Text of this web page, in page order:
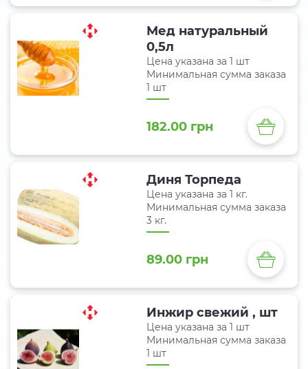
Мед натуральный
0,5л
Цена указана за 1 шт
Минимальная сумма заказа
1 шт
182.00 грн
Диня Торпеда
Цена указана за 1 кг.
Минимальная сумма заказа
3 кг.
89.00 грн
Инжир свежий , шт
Цена указана за 1 шт
Минимальная сумма заказа
1 шт